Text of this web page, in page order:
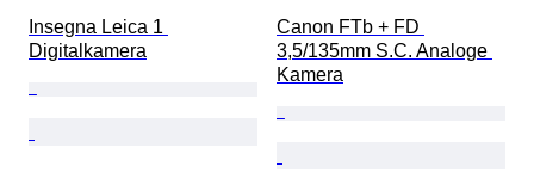
Insegna Leica 1
Digitalkamera
Canon FTb + FD
3,5/135mm S.C. Analoge
Kamera